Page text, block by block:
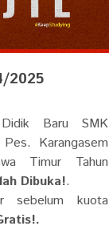
2025
Baru SMK
Karangasem
Timur Tahun
Dibuka!.
sebelum kuota